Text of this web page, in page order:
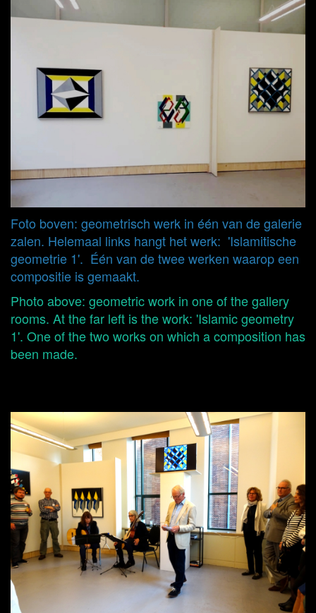
Foto boven: geometrisch werk in één van de galerie
zalen. Helemaal links hangt het werk: 'Islamitische
geometrie 1'. Één van de twee werken waarop een
compositie is gemaakt.
Photo above: geometric work in one of the gallery
rooms. At the far left is the work: 'Islamic geometry
1'. One of the two works on which a composition has
been made.